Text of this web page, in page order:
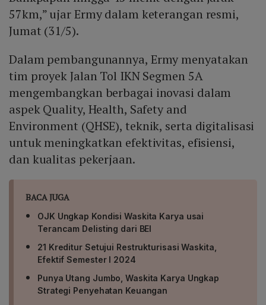
57km,” ujar Ermy dalam keterangan resmi,
Jumat (31/5).
Dalam pembangunannya, Ermy menyatakan
tim proyek Jalan Tol IKN Segmen 5A
mengembangkan berbagai inovasi dalam
aspek Quality, Health, Safety and
Environment (QHSE), teknik, serta digitalisasi
untuk meningkatkan efektivitas, efisiensi,
dan kualitas pekerjaan.
BACA JUGA
OJK Ungkap Kondisi Waskita Karya usai
Terancam Delisting dari BEI
21 Kreditur Setujui Restrukturisasi Waskita,
Efektif Semester I 2024
Punya Utang Jumbo, Waskita Karya Ungkap
Strategi Penyehatan Keuangan